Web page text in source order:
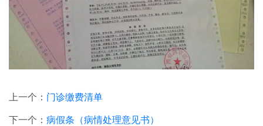
上一个： 门诊缴费清单
下一个： 病假条（病情处理意见书）